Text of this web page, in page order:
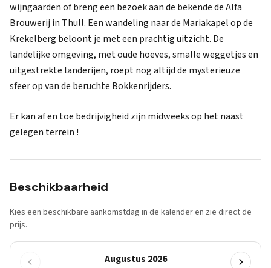
wijngaarden of breng een bezoek aan de bekende de Alfa
Brouwerij in Thull. Een wandeling naar de Mariakapel op de
Krekelberg beloont je met een prachtig uitzicht. De
landelijke omgeving, met oude hoeves, smalle weggetjes en
uitgestrekte landerijen, roept nog altijd de mysterieuze
sfeer op van de beruchte Bokkenrijders.
Er kan af en toe bedrijvigheid zijn midweeks op het naast
gelegen terrein !
Beschikbaarheid
Kies een beschikbare aankomstdag in de kalender en zie direct de
prijs.
Augustus 2026